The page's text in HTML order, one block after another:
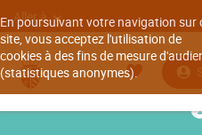
En poursuivant votre navigation sur
site, vous acceptez l'utilisation de
cookies à des fins de mesure
(statistiques anonymes).
Aller à